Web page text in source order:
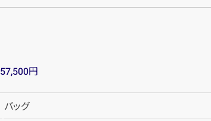
57,500円
バッグ